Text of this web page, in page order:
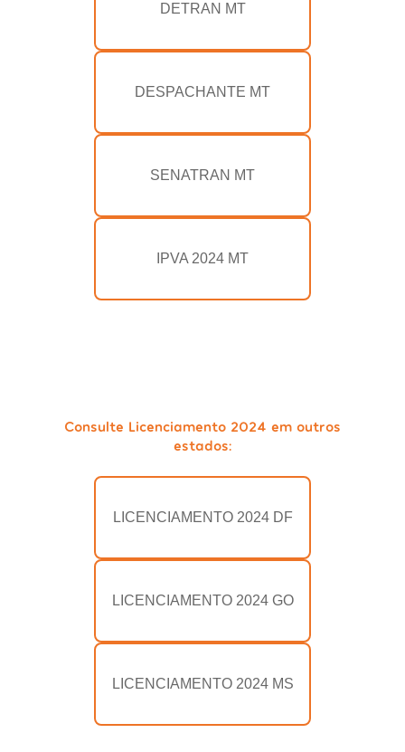
DETRAN MT
DESPACHANTE MT
SENATRAN MT
IPVA 2024 MT
Consulte Licenciamento 2024 em outros
estados:
LICENCIAMENTO 2024 DF
LICENCIAMENTO 2024 GO
LICENCIAMENTO 2024 MS